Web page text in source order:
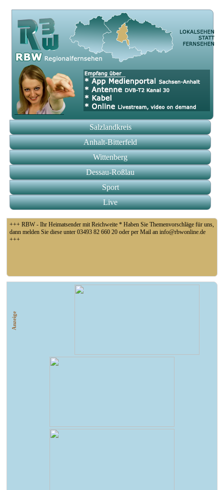
Salzlandkreis
Anhalt-Bitterfeld
Wittenberg
Dessau-Roßlau
Sport
Live
+++ RBW - Ihr Heimatsender mit Reichweite * Haben Sie Themenvorschläge für uns,
dann melden Sie diese unter 03493 82 660 20 oder per Mail an info@rbwonline.de
+++
+++ LK-ABI: Aufgrund der anhaltenden Trockenheit und niedrigen Wasserstände in
Flüssen, Bächen und Seen hat der Landkreis Anhalt-Bitterfeld ein Verbot zur
Wasserentnahme aus Oberflächengewässern veranlasst +++
Anzeige